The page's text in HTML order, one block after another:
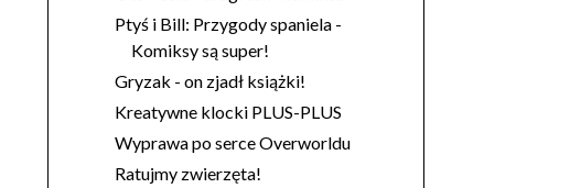
Ptyś i Bill: Przygody spaniela -
Komiksy są super!
Gryzak - on zjadł książki!
Kreatywne klocki PLUS-PLUS
Wyprawa po serce Overworldu
Ratujmy zwierzęta!